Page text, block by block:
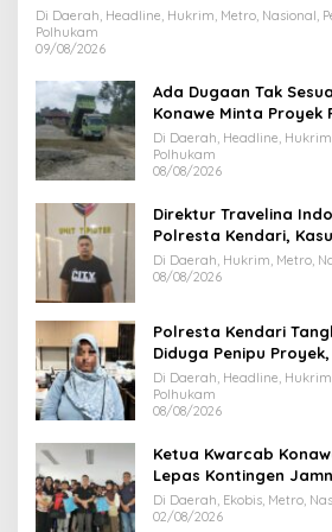
Di Daerah, Headline, Hukrim, Metro, Nasional,
Polhukam
09/08/2026
Ada Dugaan Tak
Konawe Minta Proyek
Rp1,9 Miliar Dihentikan
Di Daerah, Headline,
Polhukam
08/08/2026
Direktur Travelina
Polresta Kendari,
Jemaah Umrah
Di Daerah, Hukrim, Metro,
08/08/2026
Polresta Kendari
Diduga Penipu
Juta
Di Daerah, Headline,
Polhukam
08/08/2026
Ketua Kwarcab
Lepas Kontingen
Di Daerah, Ekobis, Metro,
02/08/2026